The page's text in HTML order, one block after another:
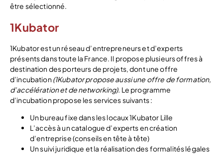
être sélectionné.
1Kubator
1Kubator est un réseau d’entrepreneurs et d’experts
présents dans toute la France. Il propose plusieurs offres à
destination des porteurs de projets, dont une offre
d’incubation(1Kubator propose aussi une offre de formation,
d’accélération et de networking). Le programme
d’incubation propose les services suivants :
Un bureau fixe dans les locaux 1Kubator Lille
L’accès à un catalogue d’experts en création
d’entreprise (conseils en tête à tête)
Un suivi juridique et la réalisation des formalités légales